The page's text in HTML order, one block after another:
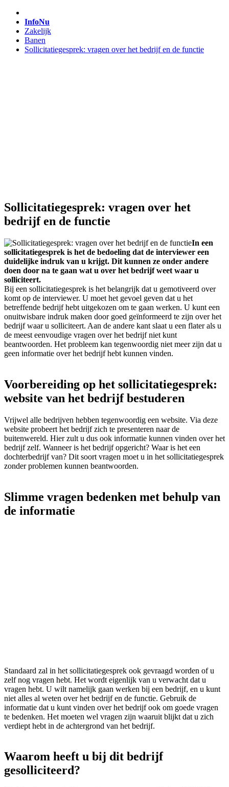
InfoNu
Zakelijk
Banen
Sollicitatiegesprek: vragen over het bedrijf en de functie
Sollicitatiegesprek: vragen over het
bedrijf en de functie
In een
sollicitatiegesprek is het de bedoeling dat de interviewer een
duidelijke indruk van u krijgt. Dit kunnen ze onder andere
doen door na te gaan wat u over het bedrijf weet waar u
solliciteert.
Bij een sollicitatiegesprek is het belangrijk dat u gemotiveerd over
komt op de interviewer. U moet het gevoel geven dat u het
betreffende bedrijf hebt uitgekozen om te gaan werken. U kunt een
onuitwisbare indruk maken door goed geïnformeerd te zijn over het
bedrijf waar u solliciteert. Aan de andere kant slaat u een flater als u
de meest eenvoudige vragen over het bedrijf niet kunt
beantwoorden. Het probleem kan tegenwoordig niet meer zijn dat u
geen informatie over het bedrijf hebt kunnen vinden.
Voorbereiding op het sollicitatiegesprek:
website van het bedrijf bestuderen
Vrijwel alle bedrijven hebben tegenwoordig een website. Via deze
website probeert het bedrijf zich te presenteren naar de
buitenwereld. Hier zult u dus ook informatie kunnen vinden over het
bedrijf zelf. Wanneer is het bedrijf opgericht? Waar is het een
dochterbedrijf van? Dit soort vragen moet u in het sollicitatiegesprek
zonder problemen kunnen beantwoorden.
Slimme vragen bedenken met behulp van
de informatie
Standaard zal in het sollicitatiegesprek ook gevraagd worden of u
zelf nog vragen hebt. Het wordt eigenlijk van u verwacht dat u
vragen hebt. U wilt namelijk gaan werken bij een bedrijf, en u kunt
niet alles al weten over het bedrijf en de functie. Gebruik de
informatie dat u kunt vinden over het bedrijf ook om goede vragen
te bedenken. Het moeten wel vragen zijn waaruit blijkt dat u zich
verdiept hebt in de achtergrond van het bedrijf.
Waarom heeft u bij dit bedrijf
gesolliciteerd?